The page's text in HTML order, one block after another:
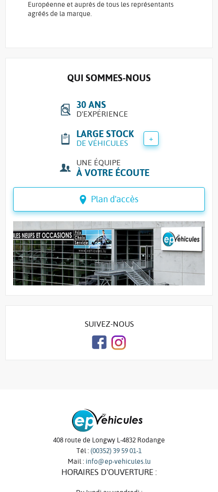
QUI SOMMES-NOUS
30 ANS
D'EXPÉRIENCE
LARGE STOCK
DE VÉHICULES
+
UNE ÉQUIPE
À VOTRE ÉCOUTE
Plan d'accès
SUIVEZ-NOUS
Européenne et auprès de tous les représentants
agréés de la marque.
408 route de Longwy L-4832 Rodange
Tél : (00352) 39 59 01-1
Mail : info@ep-vehicules.lu
HORAIRES D'OUVERTURE :